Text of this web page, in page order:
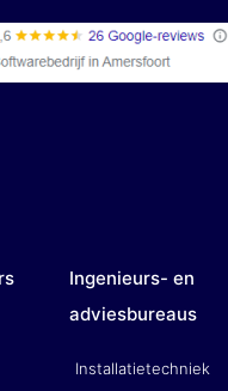
Ingenieurs- en
adviesbureaus
Installatietechniek